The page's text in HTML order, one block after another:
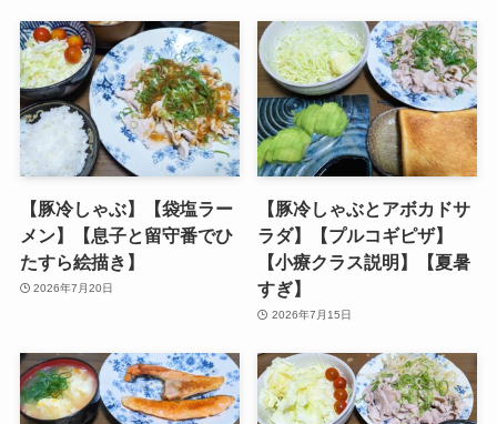
【豚冷しゃぶ】【袋塩ラー
メン】【息子と留守番でひ
たすら絵描き】
2026年7月20日
【豚冷しゃぶとアボカドサ
ラダ】【プルコギピザ】
【小療クラス説明】【夏暑
すぎ】
2026年7月15日